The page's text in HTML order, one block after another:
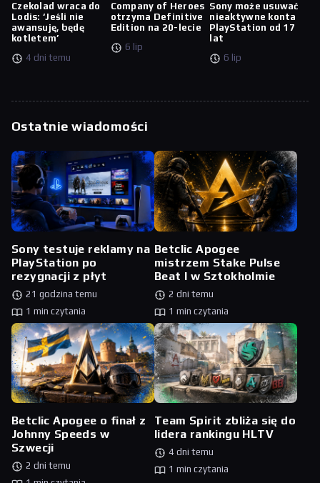
Czekolad wraca do
Lodis: ‘Jeśli nie
awansuję, będę
kotletem’
4 dni temu
Company of Heroes
otrzyma Definitive
Edition na 20-lecie
6 lip
Sony może usuwać
nieaktywne konta
PlayStation od 17
lat
6 lip
Ostatnie wiadomości
Sony testuje reklamy na
PlayStation po
rezygnacji z płyt
21 godzina temu
1 min czytania
Betclic Apogee
mistrzem Stake Pulse
Beat I w Sztokholmie
2 dni temu
1 min czytania
Betclic Apogee o finał z
Johnny Speeds w
Szwecji
2 dni temu
Team Spirit zbliża się do
lidera rankingu HLTV
4 dni temu
1 min czytania